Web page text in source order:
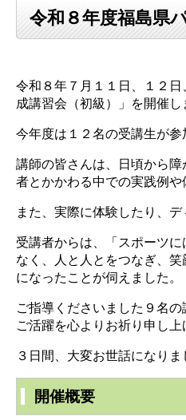
令和８年度福島県
令和８年７月１１日、１２
成講習会（初級）」を開催し
今年度は１２名の受講生が
講師の皆さんは、日頃から
者とかかわる中での実践例や
また、実際に体験したり、
受講者からは、「スポーツ
なく、人と人とをつなぎ、
になったことが伺えました。
ご指導くださいました９名
ご活躍を心よりお祈り申し上
３日間、大変お世話になりま
開催概要